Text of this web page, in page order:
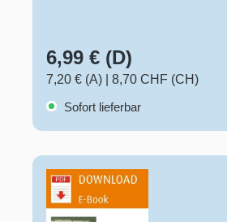
6,99 € (D)
7,20 € (A)
8,70 CHF (CH)
Sofort lieferbar
Literaturkartei Glaubt doch